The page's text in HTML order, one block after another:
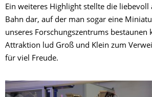
Ein weiteres Highlight stellte die liebevoll
Bahn dar, auf der man sogar eine
unseres Forschungszentrums bestaunen
Attraktion lud Groß und Klein zum
für viel Freude.